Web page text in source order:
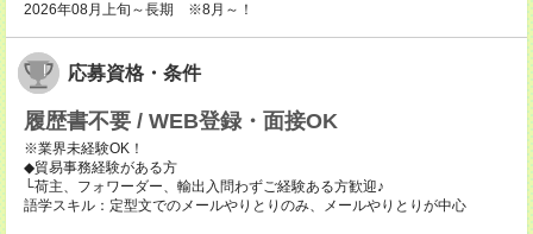
2026年08月上旬～長期 ※8月～！
応募資格・条件
履歴書不要 / WEB登録・面接OK
※業界未経験OK！
◆貿易事務経験がある方
└荷主、フォワーダー、輸出入問わずご経験ある方歓迎♪
語学スキル：定型文でのメールやりとりのみ、メールやりとりが中心